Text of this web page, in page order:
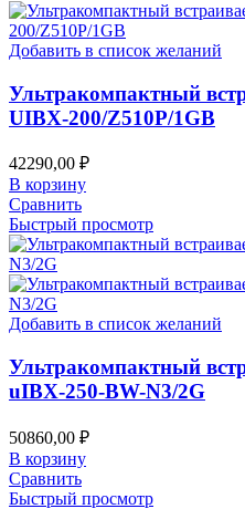
Добавить в список желаний
Ультракомпактный
UIBX-200/Z510P/1GB
42290,00 ₽
В корзину
Сравнить
Быстрый просмотр
Добавить в список желаний
Ультракомпактный
uIBX-250-BW-N3/2G
50860,00 ₽
В корзину
Сравнить
Быстрый просмотр